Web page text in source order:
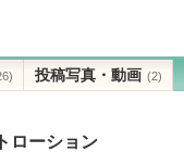
投稿写真・動画 (2)
ローション